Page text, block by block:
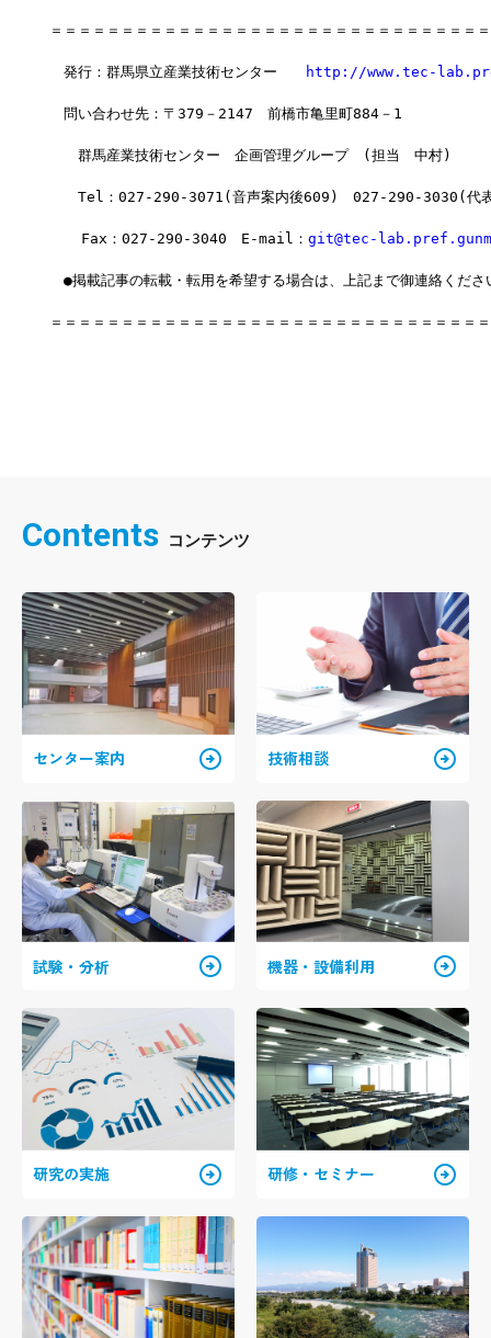
＝＝＝＝＝＝＝＝＝＝＝＝＝＝＝＝＝＝＝＝＝＝＝＝＝＝＝＝＝＝
発行：群馬県立産業技術センター http://www.tec-
問い合わせ先：〒379－2147　前橋市亀里町884－1
群馬産業技術センター　企画管理グループ　(担当　中村)
Tel：027-290-3071(音声案内後609)　027-290-3030(代
  　Fax：027-290-3040　E-mail：
git@tec-
●掲載記事の転載・転用を希望する場合は、上記まで御連絡くださ
＝＝＝＝＝＝＝＝＝＝＝＝＝＝＝＝＝＝＝＝＝＝＝＝＝＝＝＝＝＝
Contents
センター案内 arrow_circle_right 技術相談 arrow_circle_right
試験・分析 arrow_circle_right 機器・設備利用 arrow_circle_right
研究の実施 arrow_circle_right 研修・セミナー arrow_circle_right